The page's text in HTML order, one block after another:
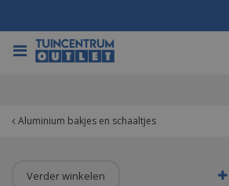
Aluminium bakjes en schaaltjes
Verder winkelen